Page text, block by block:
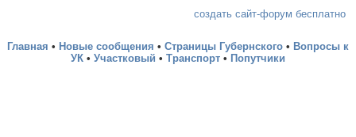
создать сайт-форум бесплатно
Главная • Новые сообщения • Страницы Губернского • Вопросы к
УК • Участковый • Транспорт • Попутчики